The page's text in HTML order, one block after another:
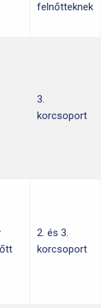
felnőtteknek
3.
korcsoport
2. és 3.
korcsoport